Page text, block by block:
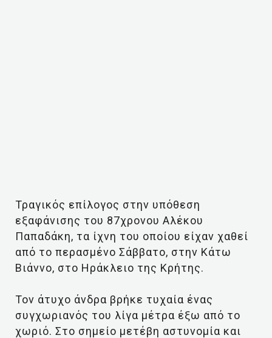
Τραγικός επίλογος στην υπόθεση
εξαφάνισης του 87χρονου Αλέκου
Παπαδάκη, τα ίχνη του οποίου είχαν χαθεί
από το περασμένο Σάββατο, στην Κάτω
Βιάννο, στο Ηράκλειο της Κρήτης.
Τον άτυχο άνδρα βρήκε τυχαία ένας
συγχωριανός του λίγα μέτρα έξω από το
χωριό. Στο σημείο μετέβη αστυνομία και